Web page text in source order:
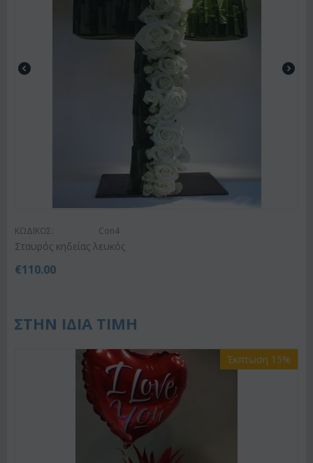
ΚΩΔΙΚΟΣ: Con4
Σταυρός κηδείας λευκός
€110.00
ΣΤΗΝ ΙΔΙΑ ΤΙΜΗ
Έκπτωση 15%